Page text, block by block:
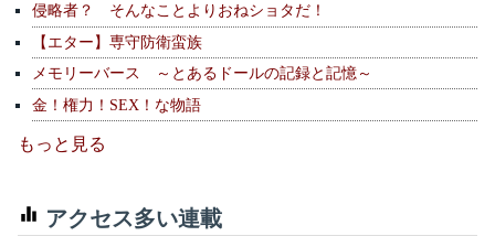
侵略者？ そんなことよりおねショタだ！
【エター】専守防衛蛮族
メモリーバース ～とあるドールの記録と記憶～
金！権力！SEX！な物語
もっと見る
アクセス多い連載